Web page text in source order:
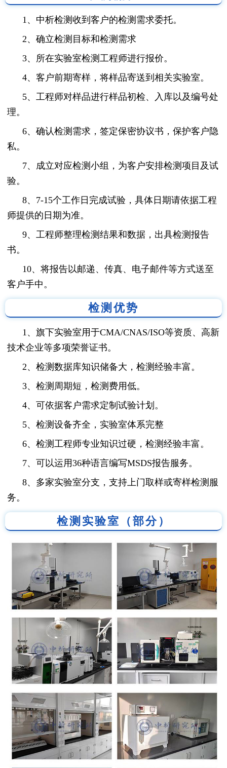
1、中析检测收到客户的检测需求委托。
2、确立检测目标和检测需求
3、所在实验室检测工程师进行报价。
4、客户前期寄样，将样品寄送到相关实验室。
5、工程师对样品进行样品初检、入库以及编号处
理。
6、确认检测需求，签定保密协议书，保护客户隐
私。
7、成立对应检测小组，为客户安排检测项目及试
验。
8、7-15个工作日完成试验，具体日期请依据工程
师提供的日期为准。
9、工程师整理检测结果和数据，出具检测报告
书。
10、将报告以邮递、传真、电子邮件等方式送至
客户手中。
检测优势
1、旗下实验室用于CMA/CNAS/ISO等资质、高新
技术企业等多项荣誉证书。
2、检测数据库知识储备大，检测经验丰富。
3、检测周期短，检测费用低。
4、可依据客户需求定制试验计划。
5、检测设备齐全，实验室体系完整
6、检测工程师专业知识过硬，检测经验丰富。
7、可以运用36种语言编写MSDS报告服务。
8、多家实验室分支，支持上门取样或寄样检测服
务。
检测实验室（部分）